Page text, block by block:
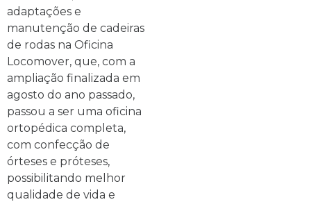
adaptações e
manutenção de cadeiras
de rodas na Oficina
Locomover, que, com a
ampliação finalizada em
agosto do ano passado,
passou a ser uma oficina
ortopédica completa,
com confecção de
órteses e próteses,
possibilitando melhor
qualidade de vida e